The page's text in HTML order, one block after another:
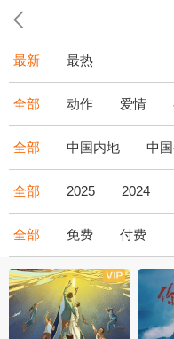
最新 最热
全部 动作 爱情
全部 中国内地 中
全部 2025 2024
全部 免费 付费